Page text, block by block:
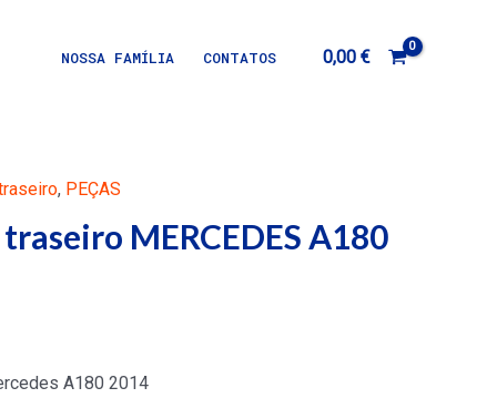
NOSSA FAMÍLIA CONTATOS 0,00 €
, PEÇAS
MERCEDES A180
A180 2014